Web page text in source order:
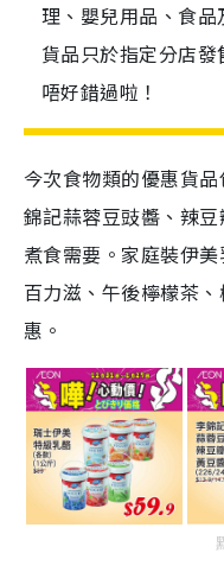
理、嬰兒用品、食
貨品只於指定分店
唔好錯過啦！
今次食物類的優惠貨
錦記蒜蓉豆豉醬、辣
煮食需要。家庭裝伊
百力滋、午後檸檬茶
惠。